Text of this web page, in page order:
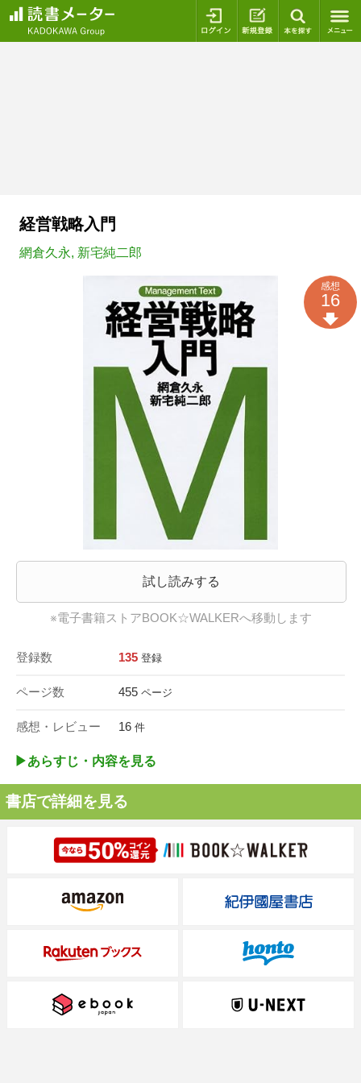
ログイン 新規登録
経営戦略入門
網倉久永, 新宅純二郎
試し読みする
※電子書籍ストアBOOK☆WALKERへ移動します
登録数 135 登録
ページ数 455 ページ
感想・レビュー 16 件
感想
16
▶︎あらすじ・内容を見る
書店で詳細を見る